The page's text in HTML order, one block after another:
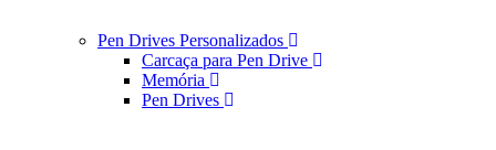
Pen Drives Personalizados
Carcaça para Pen Drive
Memória
Pen Drives